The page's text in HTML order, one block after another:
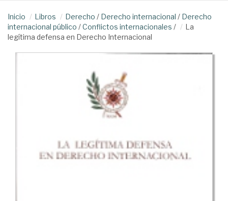
Inicio Libros Derecho / Derecho internacional / Derecho
internacional público /Conflictos internacionales /
La
legítima defensa en Derecho Internacional